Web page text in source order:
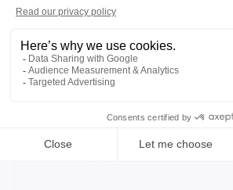
Explorer les contenus